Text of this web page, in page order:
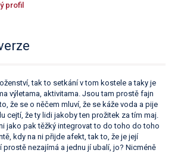
profil
tak to setkání v tom kostele a taky je
výletama, aktivitama. Jsou tam prostě fajn
že se o něčem mluví, že se káže voda a pije
cejtí, že ty lidi jakoby ten prožitek za tím maj.
jako pak těžký integrovat to do toho do toho
kdy na ni přijde afekt, tak to, že je její
prostě nezajímá a jednu jí ubalí, jo? Nicméně